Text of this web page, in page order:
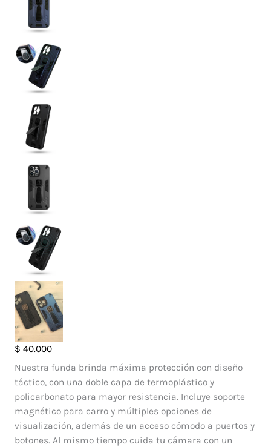
$ 40.000
Nuestra funda brinda máxima protección con diseño
táctico, con una doble capa de termoplástico y
policarbonato para mayor resistencia. Incluye soporte
magnético para carro y múltiples opciones de
visualización, además de un acceso cómodo a puertos y
botones. Al mismo tiempo cuida tu cámara con un
Case
Strong
Iphone
14
Pro
Max
cantidad